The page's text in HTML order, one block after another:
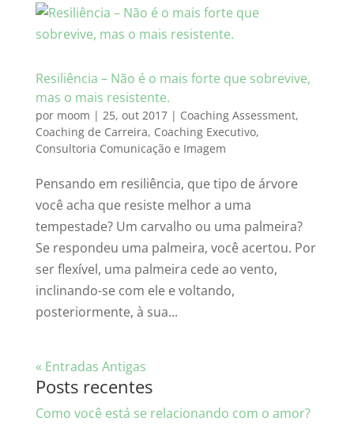
Resiliência – Não é o mais forte que sobrevive,
mas o mais resistente.
por moom | 25, out 2017| Coaching Assessment,
Coaching de Carreira, Coaching Executivo,
Consultoria Comunicação e Imagem
Pensando em resiliência, que tipo de árvore
você acha que resiste melhor a uma
tempestade? Um carvalho ou uma palmeira?
Se respondeu uma palmeira, você acertou. Por
ser flexível, uma palmeira cede ao vento,
inclinando-se com ele e voltando,
posteriormente, à sua...
« Entradas Antigas
Posts recentes
Como você está se relacionando com o amor?